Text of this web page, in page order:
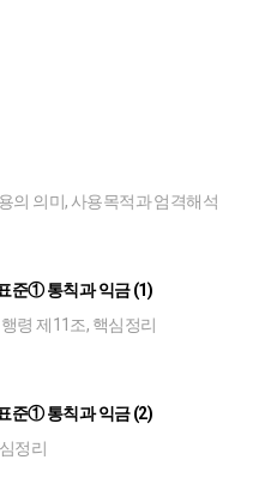
의 의미, 사용목적과 엄격해석
준① 통칙과 익금 (1)
령 제11조, 핵심정리
준① 통칙과 익금 (2)
정리